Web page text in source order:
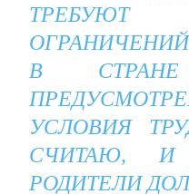
ТРЕБУЮТ
В
УСЛОВИЯ
СЧИТАЮ,
РОДИТЕЛИ